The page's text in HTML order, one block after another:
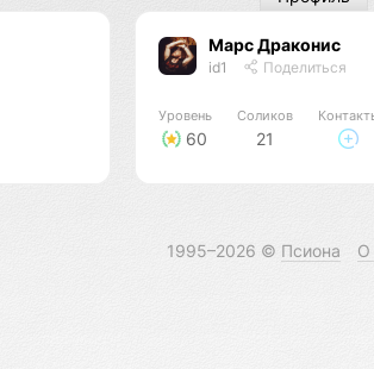
Марс Драконис
id1 Поделиться
Уровень
60
Соликов
21
1995–2026 © Псиона О